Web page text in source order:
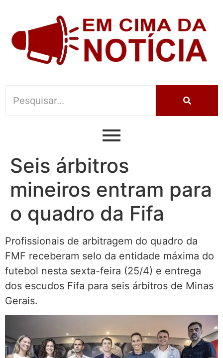
Seis árbitros
mineiros entram para
o quadro da Fifa
Profissionais de arbitragem do quadro da
FMF receberam selo da entidade máxima do
futebol nesta sexta-feira (25/4) e entrega
dos escudos Fifa para seis árbitros de Minas
Gerais.